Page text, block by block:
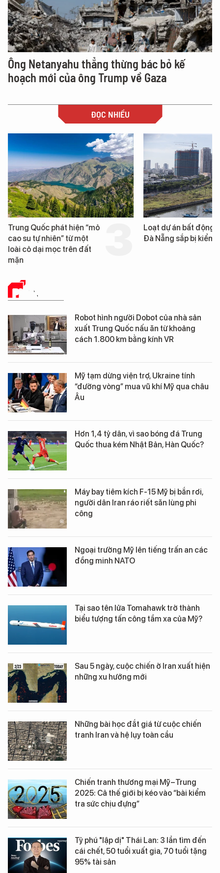
Ông Netanyahu thẳng thừng bác bỏ kế
hoạch mới của ông Trump về Gaza
ĐỌC NHIỀU
Loạt dự án bất động sản ở
Đà Nẵng sắp bị kiểm tra
Nga xây dựng
km "hành lang
PHÂN TÍCH
Robot hình người Dobot của nhà sản
xuất Trung Quốc nấu ăn từ khoảng
cách 1.800 km bằng kính VR
Mỹ tạm dừng viện trợ, Ukraine tính
“đường vòng” mua vũ khí Mỹ qua châu
Âu
Hơn 1,4 tỷ dân, vì sao bóng đá Trung
Quốc thua kém Nhật Bản, Hàn Quốc?
Máy bay tiêm kích F-15 Mỹ bị bắn rơi,
người dân Iran ráo riết săn lùng phi
công
Ngoại trưởng Mỹ lên tiếng trấn an các
đồng minh NATO
Tại sao tên lửa Tomahawk trở thành
biểu tượng tấn công tầm xa của Mỹ?
Sau 5 ngày, cuộc chiến ở Iran xuất hiện
những xu hướng mới
Những bài học đắt giá từ cuộc chiến
tranh Iran và hệ lụy toàn cầu
Chiến tranh thương mại Mỹ–Trung
2025: Cả thế giới bị kéo vào “bài kiểm
tra sức chịu đựng”
Tỷ phú "lập dị" Thái Lan: 3 lần tìm đến
cái chết, 50 tuổi xuất gia, 70 tuổi tặng
95% tài sản